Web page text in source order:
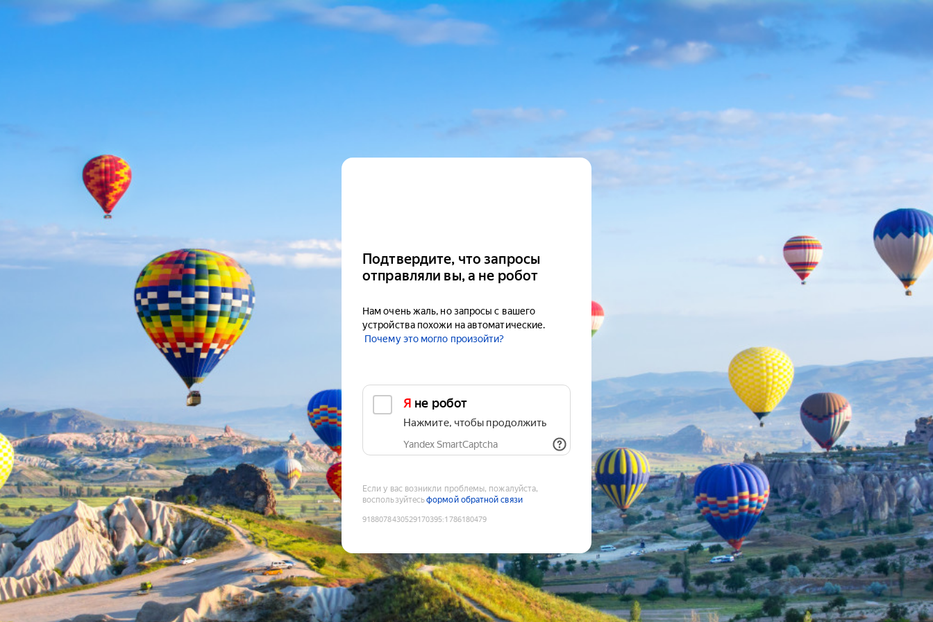
Подтвердите, что запросы
отправляли вы, а не робот
Нам очень жаль, но запросы с вашего
устройства похожи на автоматические.
Почему это могло произойти?
Я не робот
Нажмите, чтобы продолжить
Yandex SmartCaptcha
Если у вас возникли проблемы, пожалуйста,
воспользуйтесьформой обратной связи
9188078430529170395:1786180479